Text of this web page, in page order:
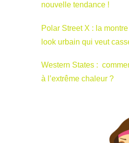
nouvelle tendance !
Polar Street X : la
look urbain qui veut
Western States :
à l’extrême chaleur ?